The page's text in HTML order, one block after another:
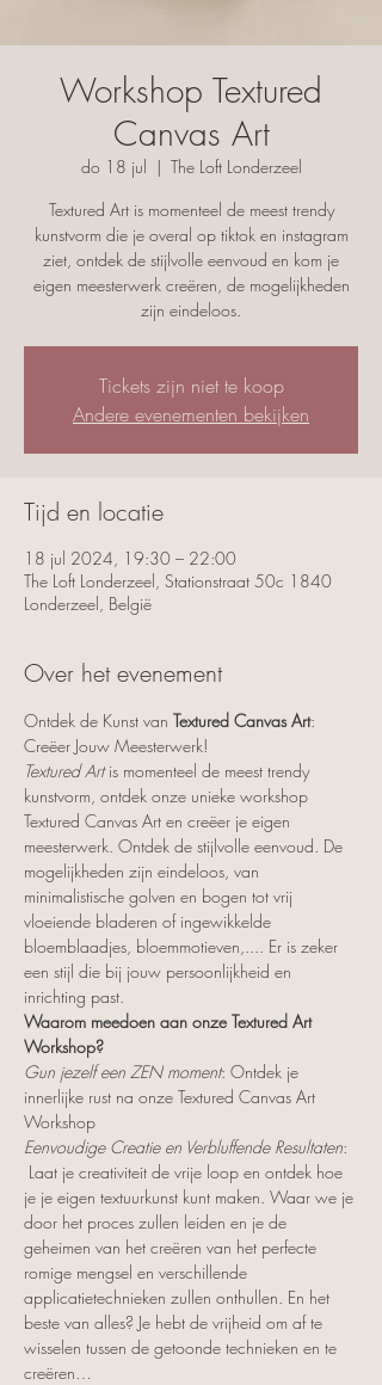
Workshop Textured
Canvas Art
do 18 jul
  |
The Loft Londerzeel
Textured Art is momenteel de meest trendy
kunstvorm die je overal op tiktok en instagram
ziet, ontdek de stijlvolle eenvoud en kom je
eigen meesterwerk creëren, de mogelijkheden
zijn eindeloos.
Tickets zijn niet te koop
Andere evenementen bekijken
Tijd en locatie
18 jul 2024, 19:30 – 22:00
The Loft Londerzeel, Stationstraat 50c 1840
Londerzeel, België
Over het evenement
Ontdek de Kunst van Textured Canvas Art:
Creëer Jouw Meesterwerk!
Textured Art is momenteel de meest trendy
kunstvorm, ontdek onze unieke workshop
Textured Canvas Art en creëer je eigen
meesterwerk. Ontdek de stijlvolle eenvoud. De
mogelijkheden zijn eindeloos, van
minimalistische golven en bogen tot vrij
vloeiende bladeren of ingewikkelde
bloemblaadjes, bloemmotieven,.... Er is zeker
een stijl die bij jouw persoonlijkheid en
inrichting past.
Waarom meedoen aan onze Textured Art
Workshop?
Gun jezelf een ZEN moment: Ontdek je
innerlijke rust na onze Textured Canvas Art
Workshop
Eenvoudige Creatie en Verbluffende Resultaten:
Laat je creativiteit de vrije loop en ontdek hoe
je je eigen textuurkunst kunt maken. Waar we je
door het proces zullen leiden en je de
geheimen van het creëren van het perfecte
romige mengsel en verschillende
applicatietechnieken zullen onthullen. En het
beste van alles? Je hebt de vrijheid om af te
wisselen tussen de getoonde technieken en te
creëren…